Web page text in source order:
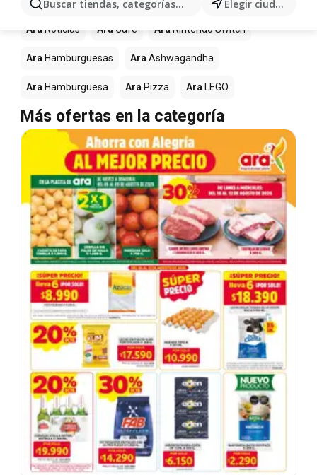
Buscar tiendas, categorías, productos... Elegir ciudad
Más productos en tiendas Ara
AraNoticias Ara Café AraNintendo Switch
Ara Hamburguesas Ara Ashwagandha
Ara Hamburguesa Ara Pizza Ara LEGO
Más ofertas en la categoría